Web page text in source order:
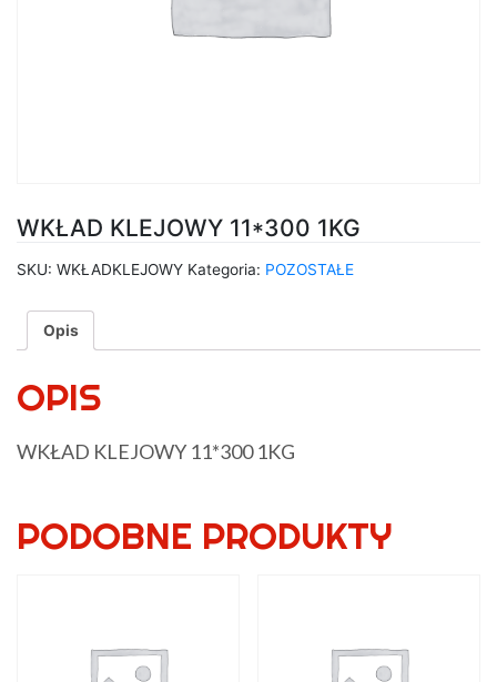
WKŁAD KLEJOWY 11*300 1KG
SKU: WKŁADKLEJOWY Kategoria: POZOSTAŁE
Opis
OPIS
WKŁAD KLEJOWY 11*300 1KG
PODOBNE PRODUKTY